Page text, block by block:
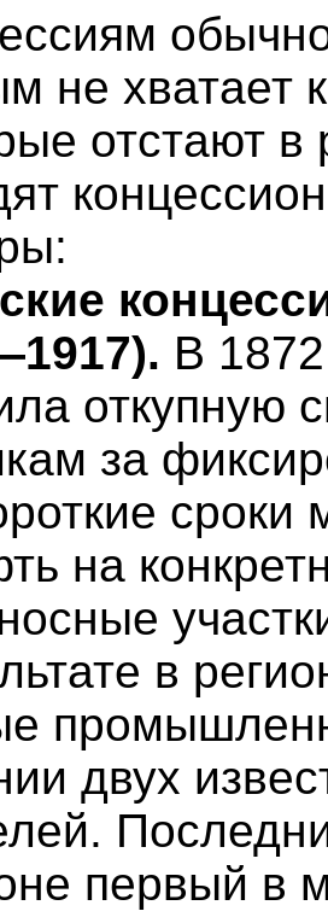
не хватает
отстают в
В
откупную
за
сроки
на
в
двух
первый в